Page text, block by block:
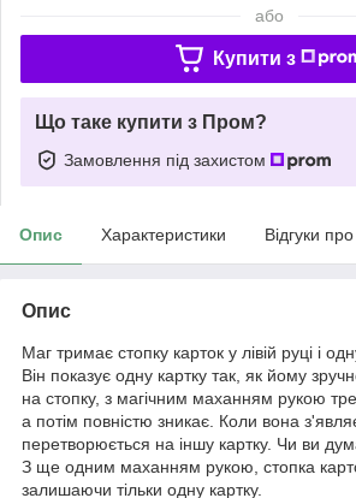
або
Купити з
Що таке купити з Пром?
Замовлення під захистом
Опис Характеристики Відгуки
Опис
Маг тримає стопку карток у лівій руці і
Він показує одну картку так, як йому
на стопку, з магічним маханням рукою
а потім повністю зникає. Коли вона
перетворюється на іншу картку. Чи ви
З ще одним маханням рукою, стопка
залишаючи тільки одну картку.